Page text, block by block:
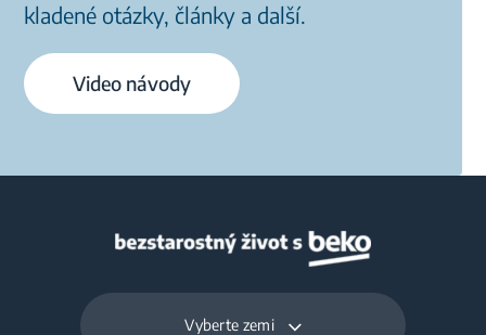
kladené otázky, články a další.
Video návody
Vyberte zemi